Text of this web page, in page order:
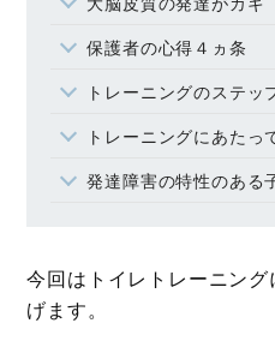
保護者の心得４ヵ条
トレーニングのステッ
トレーニングにあたっ
発達障害の特性のある
今回はトイレトレーニン
げます。